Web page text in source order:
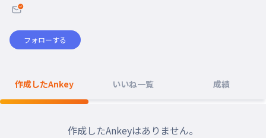
フォローする
作成したAnkey いいね一覧 成績
作成したAnkeyはありません。